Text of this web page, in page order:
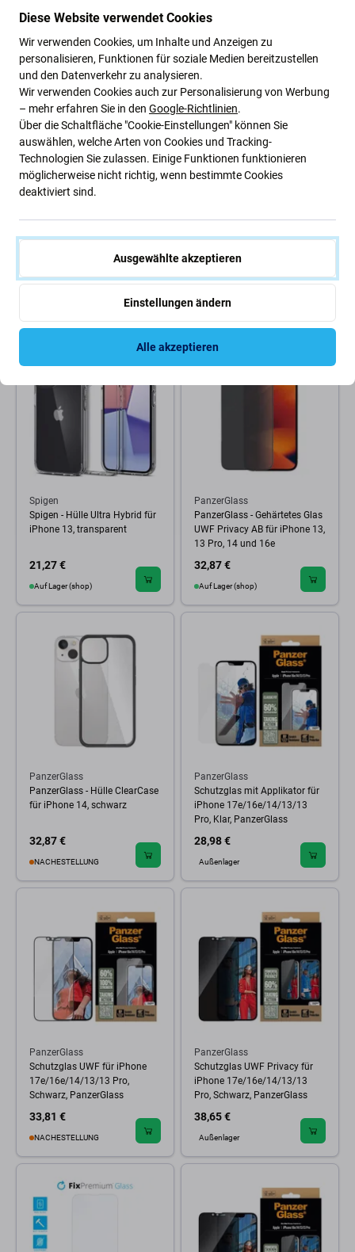
NACHESTELLUNG
(04.09.2026)
Ständer für iPhone, Apple
Watch und AirPods, schwarz
22,23 €
mit MagSafe V1, weiß
15,46 €
ERWARTEN 4 Stk,
Spigen
Spigen - Hülle Ultra Hybrid für
iPhone 13, transparent
21,27 €
Auf Lager (shop)
PanzerGlass
PanzerGlass - Gehärtetes Glas
UWF Privacy AB für iPhone 13,
13 Pro, 14 und 16e
32,87 €
Auf Lager (shop)
PanzerGlass
PanzerGlass - Hülle ClearCase
für iPhone 14, schwarz
32,87 €
NACHESTELLUNG
PanzerGlass
Schutzglas mit Applikator für
iPhone 17e/16e/14/13/13
Pro, Klar, PanzerGlass
28,98 €
Außenlager
PanzerGlass
Schutzglas UWF für iPhone
17e/16e/14/13/13 Pro,
Schwarz, PanzerGlass
33,81 €
NACHESTELLUNG
PanzerGlass
Schutzglas UWF Privacy für
iPhone 17e/16e/14/13/13
Pro, Schwarz, PanzerGlass
38,65 €
Außenlager
Diese Website verwendet Cookies
Wir verwenden Cookies, um Inhalte und Anzeigen zu
personalisieren, Funktionen für soziale Medien bereitzustellen
und den Datenverkehr zu analysieren.
Wir verwenden Cookies auch zur Personalisierung von Werbung
– mehr erfahren Sie in den Google-Richtlinien.
Über die Schaltfläche "Cookie-Einstellungen" können Sie
auswählen, welche Arten von Cookies und Tracking-
Technologien Sie zulassen. Einige Funktionen funktionieren
möglicherweise nicht richtig, wenn bestimmte Cookies
deaktiviert sind.
Ausgewählte akzeptieren
Einstellungen ändern
Alle akzeptieren